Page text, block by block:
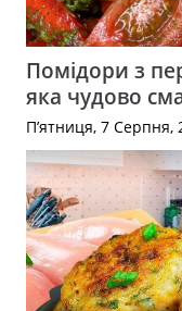
Помідори з
яка чудово
П’ятниця, 7 Серпня,